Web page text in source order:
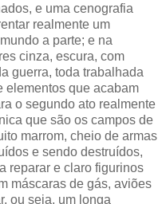
e uma cenografia
realmente um
a parte; e na
cinza, escura, com
guerra, toda trabalhada
elementos que acabam
o segundo ato realmente
que são os campos de
marrom, cheio de armas
e sendo destruídos,
reparar e claro figurinos
máscaras de gás, aviões
ou seja, um longa